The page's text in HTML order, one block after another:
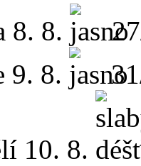
8. 8.
9. 8.
10. 8.